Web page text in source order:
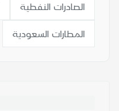
الصادرات النفطية
المطارات السعودية